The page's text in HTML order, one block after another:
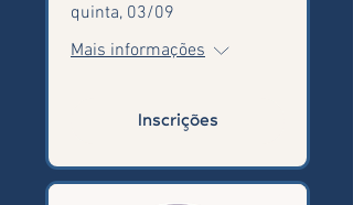
quinta, 03/09
Mais informações
Inscrições